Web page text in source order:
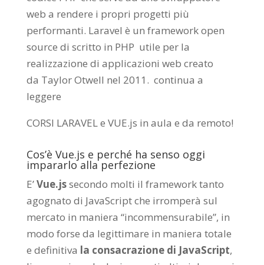
web a rendere i propri progetti più
performanti. Laravel è un framework open
source di scritto in PHP utile per la
realizzazione di applicazioni web creato
da Taylor Otwell nel 2011. continua a
leggere
CORSI LARAVEL e VUE.js in aula e da remoto!
Cos’è Vue.js e perché ha senso oggi
impararlo alla perfezione
E’Vue.jssecondo molti il framework tanto
agognato di JavaScript che irromperà sul
mercato in maniera “incommensurabile”, in
modo forse da legittimare in maniera totale
e definitiva la consacrazione di JavaScript,